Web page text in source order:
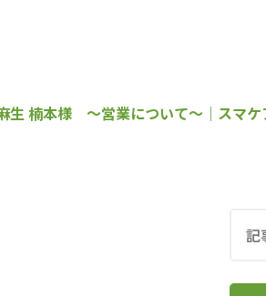
生 楠本様 ～営業について～｜スマ